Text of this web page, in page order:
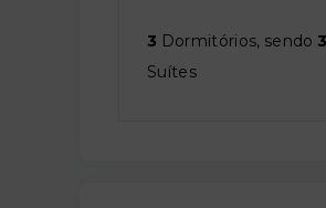
3 Dormitórios, sendo 3
Suítes